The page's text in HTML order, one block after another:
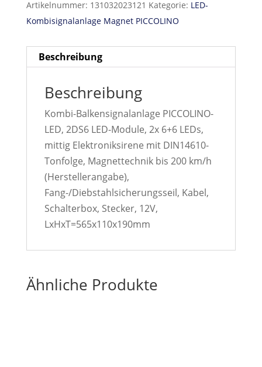
Artikelnummer: 131032023121 Kategorie: LED-
Kombisignalanlage Magnet PICCOLINO
Beschreibung
Beschreibung
Kombi-Balkensignalanlage PICCOLINO-
LED, 2DS6 LED-Module, 2x 6+6 LEDs,
mittig Elektroniksirene mit DIN14610-
Tonfolge, Magnettechnik bis 200 km/h
(Herstellerangabe),
Fang-/Diebstahlsicherungsseil, Kabel,
Schalterbox, Stecker, 12V,
LxHxT=565x110x190mm
Ähnliche Produkte